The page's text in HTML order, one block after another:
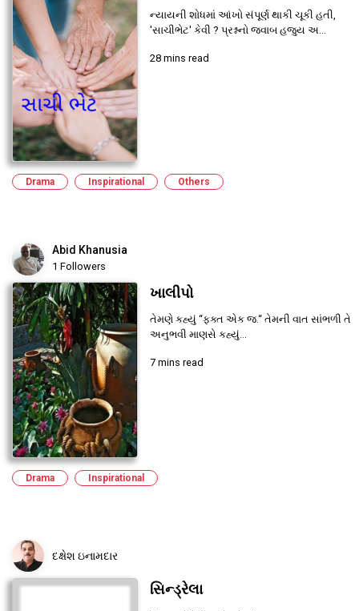
ન્યાયની શોધમાં આંખો સંપૂર્ણ થાકી ચૂકી હતી,
'સાચીભેટ' કેવી ? પ્રશ્નનો જવાબ હજુય અ...
28 mins read
Drama Inspirational Others
Abid Khanusia
1 Followers
ખાલીપો
તેમણે કહ્યું “ફક્ત એક જ.“ તેમની વાત સાંભળી તે
અનુભવી માણસે કહ્યું...
7 mins read
Drama Inspirational
દક્ષેશ ઇનામદાર
સિન્ડ્રેલા